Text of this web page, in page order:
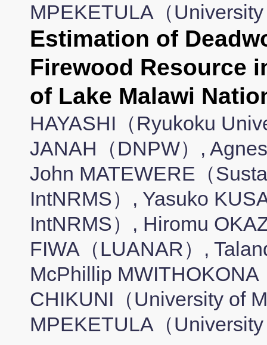
MPEKETULA（
Estimation of
Firewood Resource
of Lake Malawi
HAYASHI（Ryukoku
JANAH（DNPW）,
John MATEWERE（
IntNRMS）, Yasuko
IntNRMS）, Hiromu
FIWA（LUANAR）,
McPhillip
CHIKUNI（University of
MPEKETULA（